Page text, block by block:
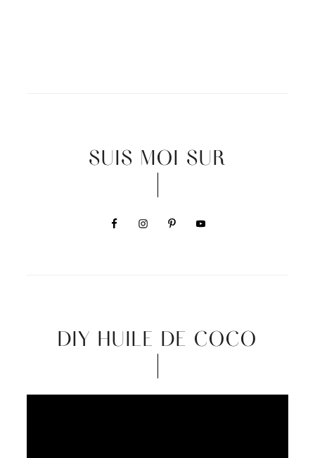
SUIS MOI SUR
DIY HUILE DE COCO